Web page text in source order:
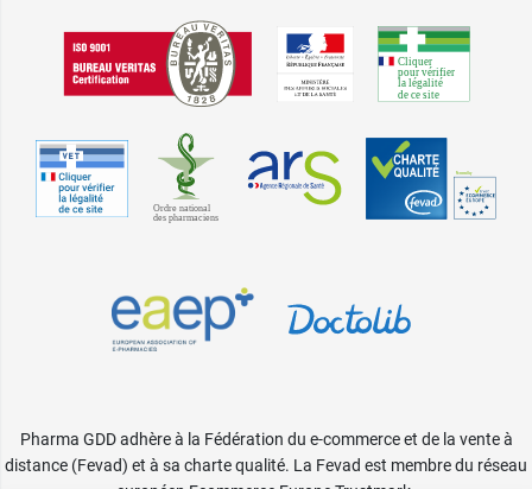
Pharma GDD adhère à la Fédération du e-commerce et de la vente à
distance (Fevad) et à sa charte qualité. La Fevad est membre du réseau